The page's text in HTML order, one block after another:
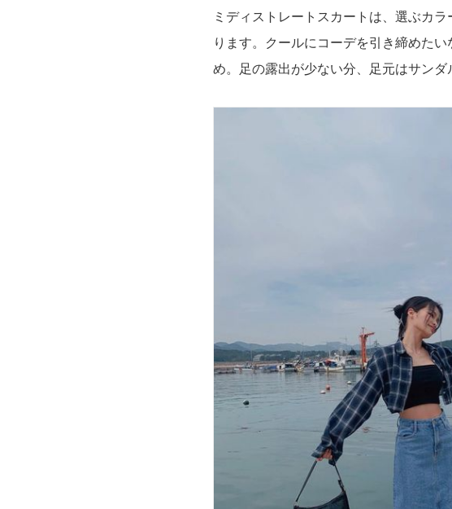
ミディストレートスカートは、選ぶカ
ります。クールにコーデを引き締めた
め。足の露出が少ない分、足元はサン